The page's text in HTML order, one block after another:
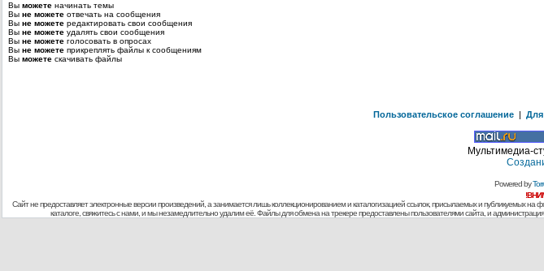
Вы можете начинать темы
Вы не можете отвечать на сообщения
Вы не можете редактировать свои сообщения
Вы не можете удалять свои сообщения
Вы не можете голосовать в опросах
Вы не можете прикреплять файлы к сообщениям
Вы можете скачивать файлы
Пользовательское соглашение | Для
Мультимедиа-
Powered by
Сайт не предоставляет электронные версии произведений, а занимается лишь коллекционированием и каталогизацией ссылок, присылаемых и публикуемых
каталоге, свяжитесь с нами, и мы незамедлительно удалим её. Файлы для обмена на трекере предоставлены пользователями сайта, и